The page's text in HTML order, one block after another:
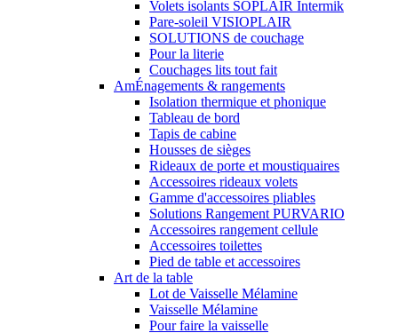
Volets isolants SOPLAIR Intermik
Pare-soleil VISIOPLAIR
SOLUTIONS de couchage
Pour la literie
Couchages lits tout fait
AmÉnagements & rangements
Isolation thermique et phonique
Tableau de bord
Tapis de cabine
Housses de sièges
Rideaux de porte et moustiquaires
Accessoires rideaux volets
Gamme d'accessoires pliables
Solutions Rangement PURVARIO
Accessoires rangement cellule
Accessoires toilettes
Pied de table et accessoires
Art de la table
Lot de Vaisselle Mélamine
Vaisselle Mélamine
Pour faire la vaisselle